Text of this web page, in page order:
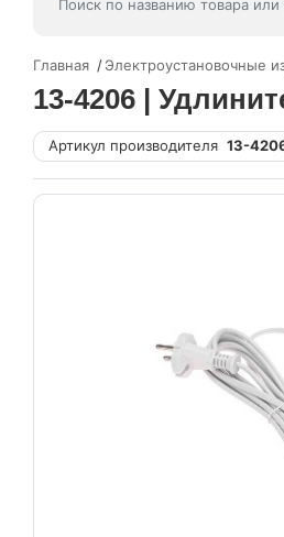
Главная Электроустановочные
13-4206 |
Артикул производителя 13-